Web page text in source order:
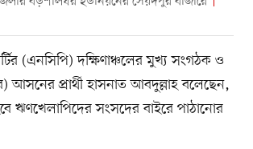
(এনসিপি) দক্ষিণাঞ্চলের মুখ্য সংগঠক ও
আসনের প্রার্থী হাসনাত আবদুল্লাহ বলেছেন,
ঋণখেলাপিদের সংসদের বাইরে পাঠানোর